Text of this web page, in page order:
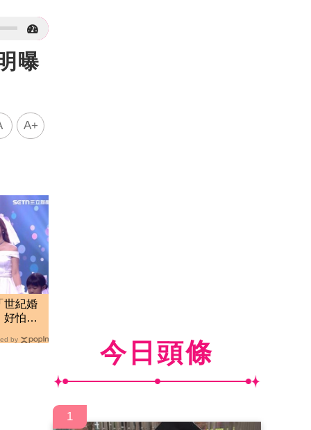
曝
A+
世紀婚
好怕要
by 今日頭條
1